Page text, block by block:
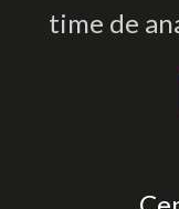
time de